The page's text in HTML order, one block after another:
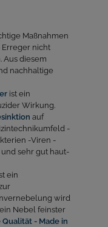
Maßnahmen
Erreger nicht
Aus diesem
nachhaltige
ist ein
Wirkung.
auf
-
-Viren -
sehr gut haut-
ein
wird
Nebel feinster
- Made in